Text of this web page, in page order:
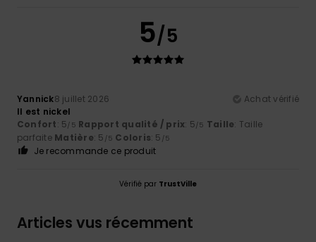
5/5
Yannick8 juillet 2026
Achat vérifié
Il est nickel
Confort: 5/5 Rapport qualité / prix: 5/5 Taille: Taille
parfaite Matière: 5 /5 Coloris: 5 /5
Je recommande ce produit
Vérifié par TrustVille
Articles vus récemment